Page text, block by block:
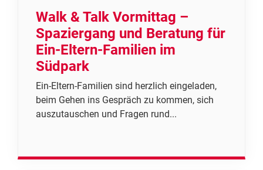
Walk & Talk Vormittag –
Spaziergang und Beratung für
Ein-Eltern-Familien im
Südpark
Ein-Eltern-Familien sind herzlich eingeladen,
beim Gehen ins Gespräch zu kommen, sich
auszutauschen und Fragen rund...